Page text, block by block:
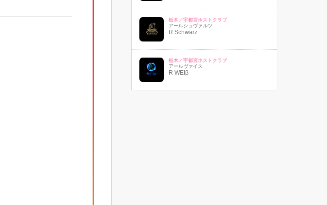
栃木／宇都宮ホストクラブ
アールシュヴァルツ
R Schwarz
栃木／宇都宮ホストクラブ
アールヴァイス
R WEIβ